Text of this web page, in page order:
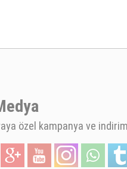
özel kampanya ve